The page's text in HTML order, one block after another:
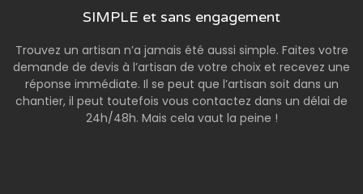
SIMPLE et sans engagement
Trouvez un artisan n’a jamais été aussi simple. Faites votre
demande de devis à l’artisan de votre choix et recevez une
réponse immédiate. Il se peut que l’artisan soit dans un
chantier, il peut toutefois vous contactez dans un délai de
24h/48h. Mais cela vaut la peine !